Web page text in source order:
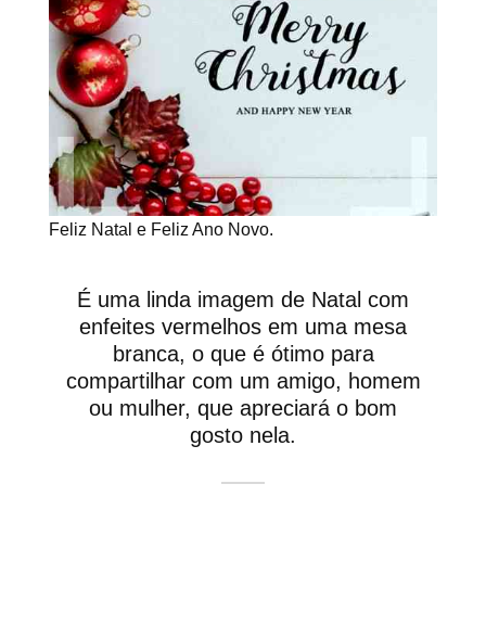
Feliz Natal e Feliz Ano Novo.
É uma linda imagem de Natal com
enfeites vermelhos em uma mesa
branca, o que é ótimo para
compartilhar com um amigo, homem
ou mulher, que apreciará o bom
gosto nela.